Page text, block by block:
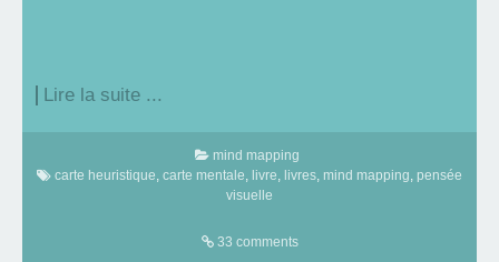
Lire la suite ...
mind mapping
carte heuristique, carte mentale, livre, livres, mind mapping, pensée
visuelle
33 comments